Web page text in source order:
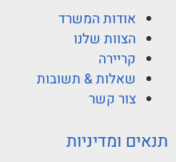
אודות המשרד
הצוות שלנו
קריירה
שאלות & תשובות
צור קשר
תנאים ומדיניות